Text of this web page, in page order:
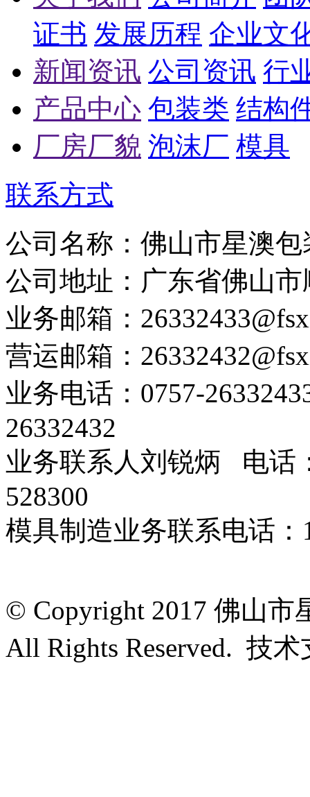
证书 发展历程 企业文
新闻资讯 公司资讯 行
产品中心 包装类 结构
厂房厂貌 泡沫厂 模具
联系方式
公司名称：佛山市星澳
公司地址：广东省佛山
业务邮箱：
营运邮箱：
业务电话：0757-
26332432
业务联系人刘锐炳 电
528300
模具制造业务联系电话：
© Copyright 2017 佛山
All Rights Reserved. 技